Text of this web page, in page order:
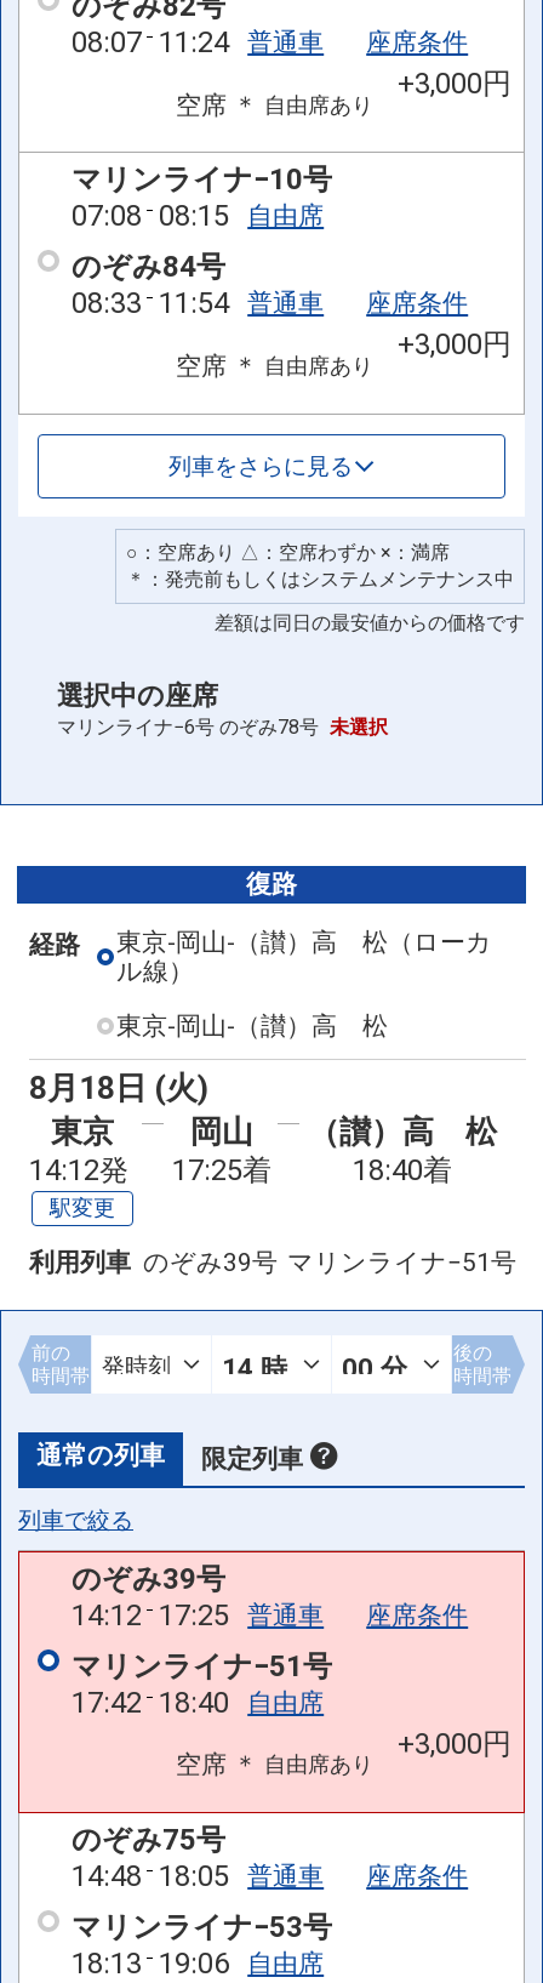
08:07 11:24 普通車 座席条件
空席 ＊ 自由席あり
+3,000円
マリンライナ−10号
07:08 08:15 自由席
のぞみ84号
08:33 11:54 普通車 座席条件
空席 ＊ 自由席あり
+3,000円
列車をさらに見る
○：空席あり △：空席わずか ×：満席
＊：発売前もしくはシステムメンテナンス中
差額は同日の最安値からの価格です
選択中の座席
マリンライナ−6号 のぞみ78号 未選択
復路
経路 東京-岡山-（讃）高 松 （ローカ
ル線）
東京-岡山-（讃）高 松
8月18日 (火)
東京
14:12発
駅変更
岡山
17:25着
（讃）高 松
18:40着
利用列車 のぞみ39号 マリンライナ−51号
前の
時間帯
後の
時間帯
通常の列車 限定列車
列車で絞る
のぞみ39号
14:12 17:25 普通車 座席条件
マリンライナ−51号
17:42 18:40 自由席
空席 ＊ 自由席あり
+3,000円
のぞみ75号
14:48 18:05 普通車 座席条件
マリンライナ−53号
18:13 19:06 自由席